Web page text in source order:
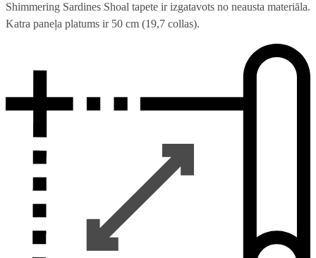
Shimmering Sardines Shoal tapete ir izgatavots no neausta materiāla.
Katra paneļa platums ir 50 cm (19,7 collas).